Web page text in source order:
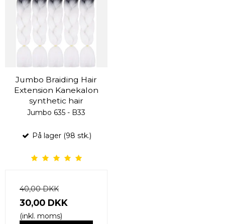
Jumbo Braiding Hair
Extension Kanekalon
synthetic hair
Jumbo 635 - B33
På lager (98 stk.)
40,00 DKK
30,00 DKK
(inkl. moms)